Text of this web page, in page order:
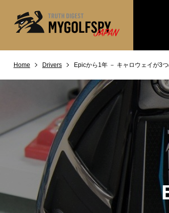
Home Drivers Epicから1年 － キャロウェイが3
MOST WANTED
NEW RELEASES 新製品情報
HOW TO ゴルフ上達・実践テクニック
LAB テスト・データ検証
Golf News ゴルフニュース
REVIEWS 製品レビュー
DRIVERS